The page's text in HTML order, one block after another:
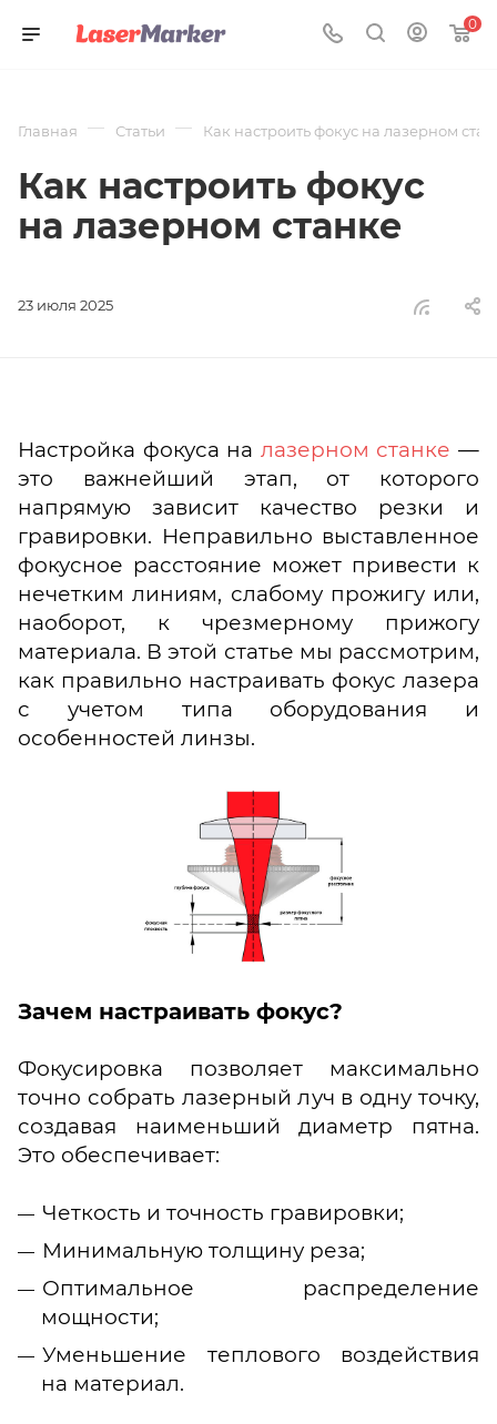
0
Как настроить фокус
на лазерном станке
Главная — Статьи — Как настроить фокус на лазерном
23 июля 2025
Настройка фокуса на лазерном станке —
это важнейший этап, от которого
напрямую зависит качество резки и
гравировки. Неправильно выставленное
фокусное расстояние может привести к
нечетким линиям, слабому прожигу или,
наоборот, к чрезмерному прижогу
материала. В этой статье мы рассмотрим,
как правильно настраивать фокус лазера
с учетом типа оборудования и
особенностей линзы.
Зачем настраивать фокус?
Фокусировка позволяет максимально
точно собрать лазерный луч в одну точку,
создавая наименьший диаметр пятна.
Это обеспечивает:
Четкость и точность гравировки;
Минимальную толщину реза;
Оптимальное распределение
мощности;
Уменьшение теплового воздействия
на материал.